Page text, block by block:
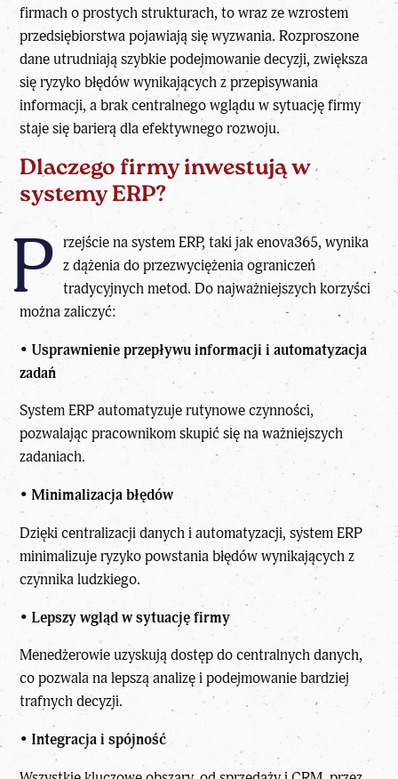
firmach o prostych strukturach, to wraz ze wzrostem
przedsiębiorstwa pojawiają się wyzwania. Rozproszone
dane utrudniają szybkie podejmowanie decyzji, zwiększa
się ryzyko błędów wynikających z przepisywania
informacji, a brak centralnego wglądu w sytuację firmy
staje się barierą dla efektywnego rozwoju.
Dlaczego firmy inwestują w
systemy ERP?
P rzejście na system ERP, taki jakenova365, wynika
z dążenia do przezwyciężenia ograniczeń
tradycyjnych metod. Do najważniejszych korzyści
można zaliczyć:
• Usprawnienie przepływu informacji i automatyzacja
zadań
System ERP automatyzuje rutynowe czynności,
pozwalając pracownikom skupić się na ważniejszych
zadaniach.
• Minimalizacja błędów
Dzięki centralizacji danych i automatyzacji, system ERP
minimalizuje ryzyko powstania błędów wynikających z
czynnika ludzkiego.
• Lepszy wgląd w sytuację firmy
Menedżerowie uzyskują dostęp do centralnych danych,
co pozwala na lepszą analizę i podejmowanie bardziej
trafnych decyzji.
• Integracja i spójność